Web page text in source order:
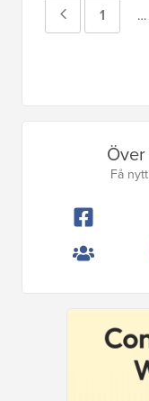
Föregående
Sida
1 …
Över
Få